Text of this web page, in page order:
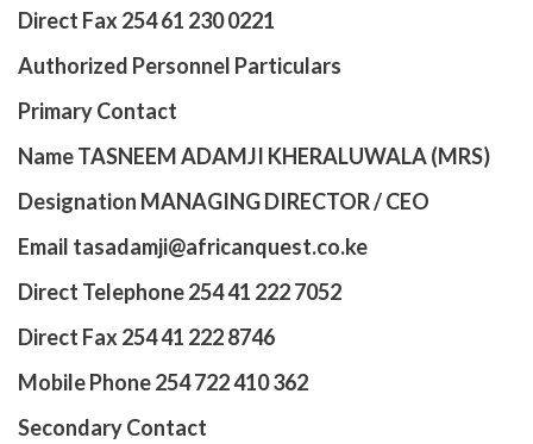
Direct Fax 254 61 230 0221
Authorized Personnel Particulars
Primary Contact
Name TASNEEM ADAMJI KHERALUWALA (MRS)
Designation MANAGING DIRECTOR / CEO
Email tasadamji@africanquest.co.ke
Direct Telephone 254 41 222 7052
Direct Fax 254 41 222 8746
Mobile Phone 254 722 410 362
Secondary Contact